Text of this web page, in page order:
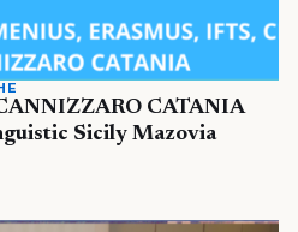
CATANIA
Sicily Mazovia